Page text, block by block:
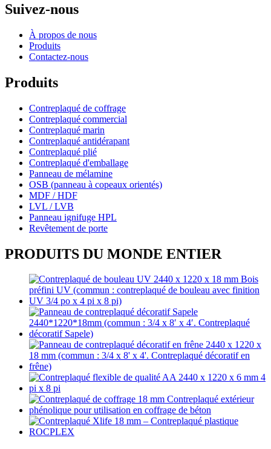
Suivez-nous
À propos de nous
Produits
Contactez-nous
Produits
Contreplaqué de coffrage
Contreplaqué commercial
Contreplaqué marin
Contreplaqué antidérapant
Contreplaqué plié
Contreplaqué d'emballage
Panneau de mélamine
OSB (panneau à copeaux orientés)
MDF / HDF
LVL / LVB
Panneau ignifuge HPL
Revêtement de porte
PRODUITS DU MONDE ENTIER